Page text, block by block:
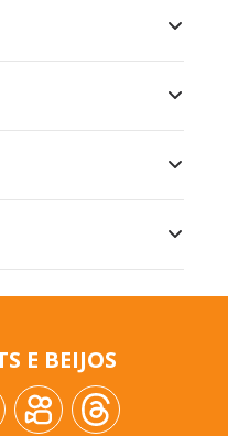
E BEIJOS